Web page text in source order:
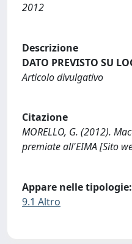
2012
Descrizione
DATO PREVISTO SU
Articolo divulgativo
Citazione
MORELLO, G. (2012).
premiate all'EIMA [Sito
Appare nelle tipologie:
9.1 Altro